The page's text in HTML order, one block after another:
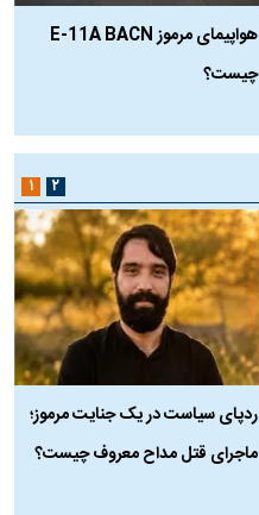
هواپیمای مرموز E-11A BACN
چیست؟
ردپای سیاست در یک جنایت مرموز؛
ماجرای قتل مداح معروف چیست؟
۱ ۲